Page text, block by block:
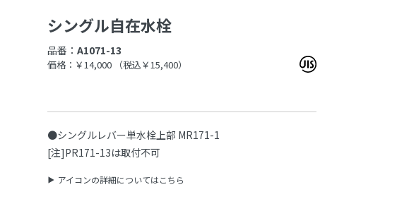
シングル自在水栓
品番：A1071-13
価格：￥14,000 （税込￥15,400）
●シングルレバー単水栓上部 MR171-1
[注]PR171-13は取付不可
アイコンの詳細についてはこちら